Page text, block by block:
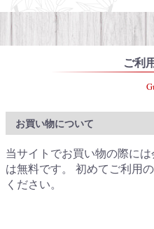
ご利
お買い物について
当サイトでお買い物の際に
は無料です。 初めてご利用
ください。